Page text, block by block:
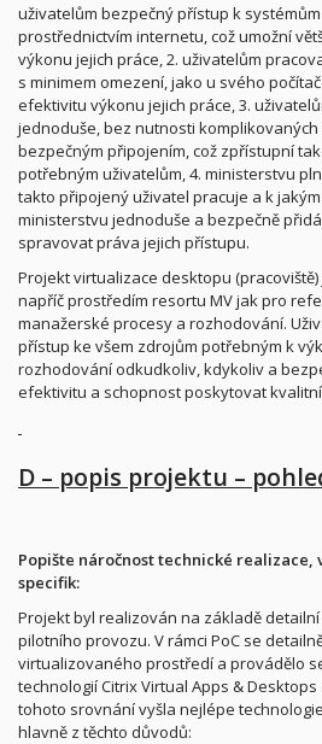
uživatelům bezpečný přístup k
prostřednictvím internetu, což umožní
výkonu jejich práce, 2. uživatelům
s minimem omezení, jako u svého
efektivitu výkonu jejich práce, 3.
jednoduše, bez nutnosti
bezpečným připojením, což zpřístupní
potřebným uživatelům, 4. ministerstvu
takto připojený uživatel pracuje a k
ministerstvu jednoduše a bezpečně
spravovat práva jejich přístupu.
Projekt virtualizace desktopu
napříč prostředím resortu MV jak pro
manažerské procesy a rozhodování.
přístup ke všem zdrojům potřebným k
rozhodování odkudkoliv, kdykoliv a
efektivitu a schopnost poskytovat
D – popis projektu –
Popište náročnost technické realizace,
specifik:
Projekt byl realizován na základě detailní
pilotního provozu. V rámci PoC se
virtualizovaného prostředí a provádělo
technologií Citrix Virtual Apps & Desktops
tohoto srovnání vyšla nejlépe
hlavně z těchto důvodů: